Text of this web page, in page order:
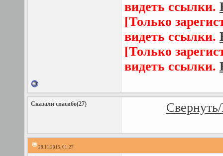
видеть ссылки.
[Только
видеть ссылки.
[Только
видеть ссылки.
Сказали спасибо(27)
28.11.2015, 01:27